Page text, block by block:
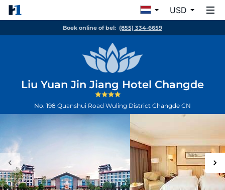
USD
Boek online of bel: (855) 334-6659
Liu Yuan Jin Jiang Hotel Changde
No. 198 Quanshui Road Wuling District Changde CN